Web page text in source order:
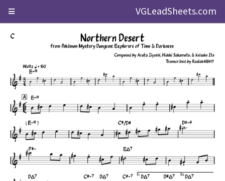
VGLeadSheets.com